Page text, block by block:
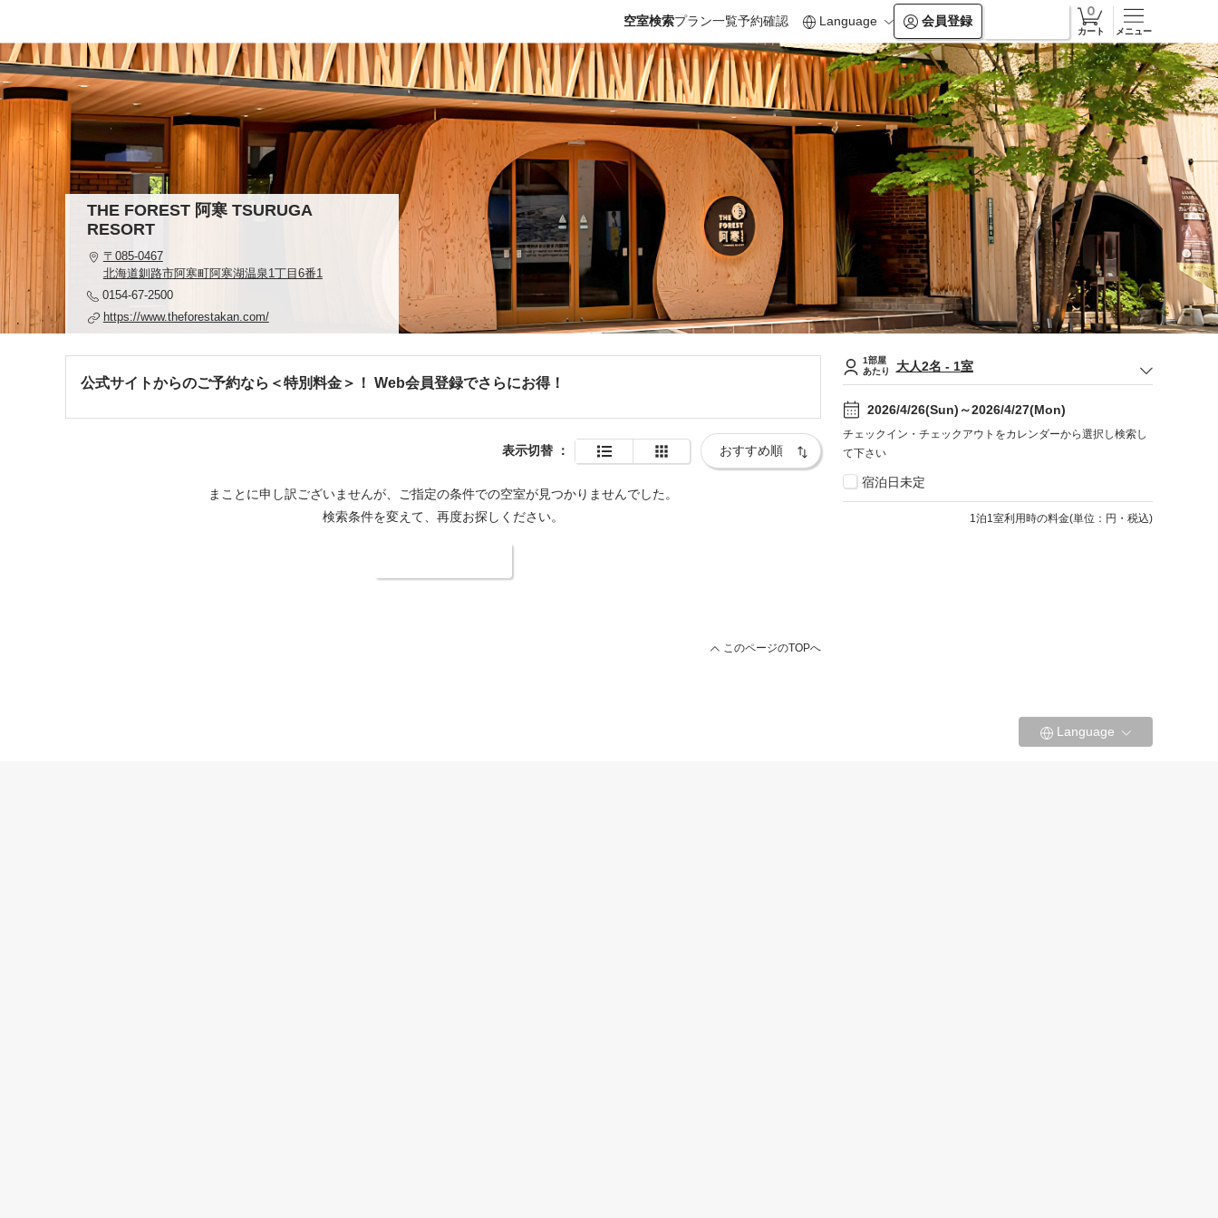
空室検索プラン一覧予約確認 Language 会員登録
カート メニュー
THE FOREST 阿寒 TSURUGA
RESORT
〒085-0467
北海道釧路市阿寒町阿寒湖温泉1丁目6番1
0154-67-2500
https://www.theforestakan.com/
公式サイトからのご予約なら＜特別料金＞！ Web会員登録でさらにお得！
表示切替 ：
まことに申し訳ございませんが、ご指定の条件での空室が見つかりませんでした。
検索条件を変えて、再度お探しください。
このページのTOPへ
1部屋
あたり
大人2名 - 1室
2026/4/26(Sun)～2026/4/27(Mon)
チェックイン・チェックアウトをカレンダーから選択し検索し
て下さい
宿泊日未定
1 泊1室利用時の料金(単位：円・税込)
Language